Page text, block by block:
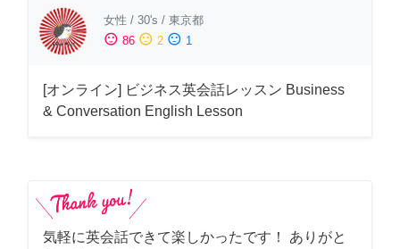
女性 / 30's / 東京都
sentiment_satisfied 86 sentiment_neutral 2 sentiment_dissatisfied 1
[オンライン] ビジネス英会話レッスン Business
& Conversation English Lesson
気軽に英会話できて楽しかったです！ ありがと